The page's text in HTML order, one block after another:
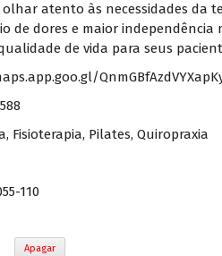
olhar atento às necessidades da
de dores e maior
de vida para seus
, Fisioterapia, Pilates, Quiropraxia
110
Apagar